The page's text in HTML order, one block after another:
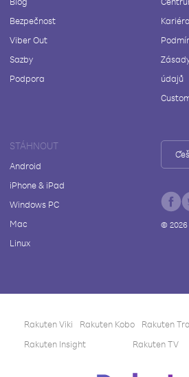
Bezpečnost
Viber Out
Sazby
Podpora
Kariéra
údajů
STÁHNOUT
Android
iPhone & iPad
Windows PC
Mac
Linux
© 2026
Rakuten Viki Rakuten Kobo Rakuten
Rakuten Insight
Rakuten TV